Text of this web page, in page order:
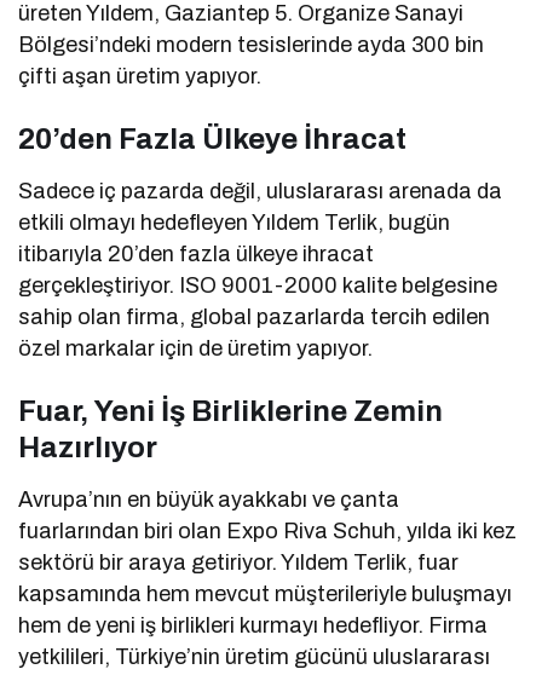
üreten Yıldem, Gaziantep 5. Organize Sanayi
Bölgesi’ndeki modern tesislerinde ayda 300 bin
çifti aşan üretim yapıyor.
20’den Fazla Ülkeye İhracat
Sadece iç pazarda değil, uluslararası arenada da
etkili olmayı hedefleyen Yıldem Terlik, bugün
itibarıyla 20’den fazla ülkeye ihracat
gerçekleştiriyor. ISO 9001-2000 kalite belgesine
sahip olan firma, global pazarlarda tercih edilen
özel markalar için de üretim yapıyor.
Fuar, Yeni İş Birliklerine Zemin
Hazırlıyor
Avrupa’nın en büyük ayakkabı ve çanta
fuarlarından biri olan Expo Riva Schuh, yılda iki kez
sektörü bir araya getiriyor. Yıldem Terlik, fuar
kapsamında hem mevcut müşterileriyle buluşmayı
hem de yeni iş birlikleri kurmayı hedefliyor. Firma
yetkilileri, Türkiye’nin üretim gücünü uluslararası